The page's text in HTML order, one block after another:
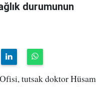
durumunun
tutsak doktor Hüsam